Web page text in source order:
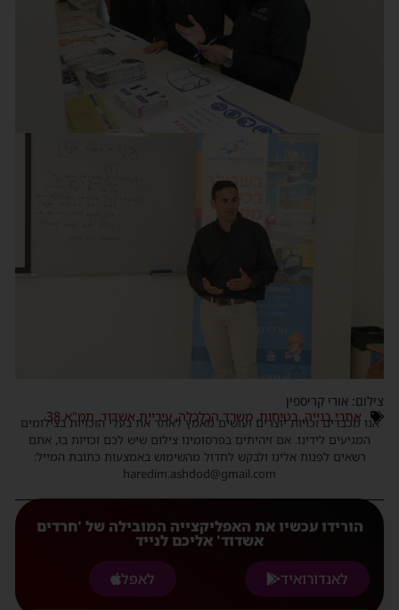
צילום: אורי קריספין
אתרי בנייה,בטיחות, משרד הכלכלה, עיריית אשדוד,תמ"א 38
אנו מכבדים זכויות יוצרים ועושים מאמץ לאתר את בעלי הזכויות בצילומים
המגיעים לידינו. אם זיהיתים בפרסומינו צילום שיש לכם זכויות בו, אתם
רשאים לפנות אלינו ולבקש לחדול מהשימוש באמצעות כתובת המייל:
haredim.ashdod@gmail.com
הורידו עכשיו את האפליקצייה המובילה של 'חרדים
אשדוד' אליכם לנייד
לאנדורואיד
לאפל